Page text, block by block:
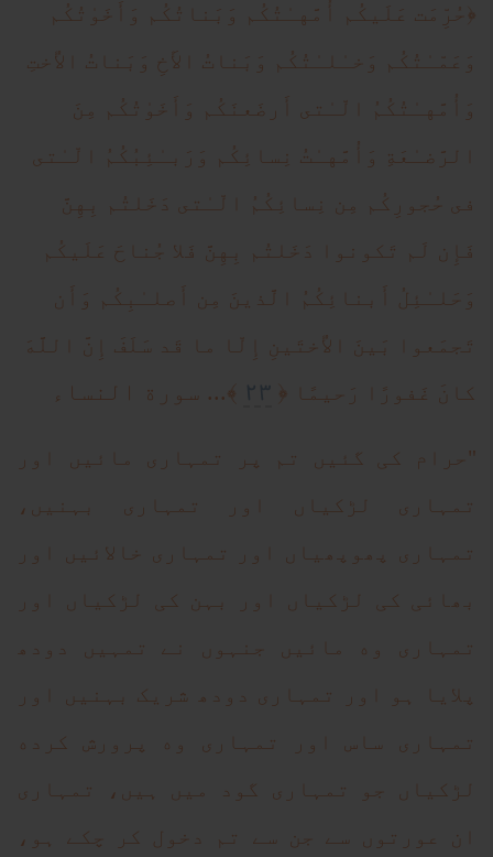
﴿ حُرِّمَت عَلَيكُم أُمَّهـٰتُكُم وَبَناتُكُم وَأَخَو‌ٰتُكُم
وَعَمّـٰتُكُم وَخـٰلـٰتُكُم وَبَناتُ الأَخِ وَبَناتُ الأُختِ
وَأُمَّهـٰتُكُمُ الّـٰتى أَرضَعنَكُم وَأَخَو‌ٰتُكُم مِنَ
الرَّضـٰعَةِ وَأُمَّهـٰتُ نِسائِكُم وَرَبـٰئِبُكُمُ الّـٰتى
فى حُجورِكُم مِن نِسائِكُمُ الّـٰتى دَخَلتُم بِهِنَّ
فَإِن لَم تَكونوا دَخَلتُم بِهِنَّ فَلا جُناحَ عَلَيكُم
وَحَلـٰئِلُ أَبنائِكُمُ الَّذينَ مِن أَصلـٰبِكُم وَأَن
تَجمَعوا بَينَ الأُختَينِ إِلّا ما قَد سَلَفَ إِنَّ اللَّهَ
كانَ غَفورًا رَحيمًا ﴿ ٢٣ ﴾... سورة النساء
"حرام کی گئیں تم پر تمہاری مائیں اور
تمہاری لڑکیاں اور تمہاری بہنیں،
تمہاری پھوپھیاں اور تمہاری خالائیں اور
بھائی کی لڑکیاں اور بہن کی لڑکیاں اور
تمہاری وه مائیں جنہوں نے تمہیں دودھ
پلایا ہو اور تمہاری دودھ شریک بہنیں اور
تمہاری ساس اور تمہاری وه پرورش کرده
لڑکیاں جو تمہاری گود میں ہیں، تمہاری
ان عورتوں سے جن سے تم دخول کر چکے ہو،